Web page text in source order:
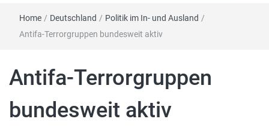
Home / Deutschland / Politik im In- und Ausland /
Antifa-Terrorgruppen bundesweit aktiv
Antifa-Terrorgruppen
bundesweit aktiv